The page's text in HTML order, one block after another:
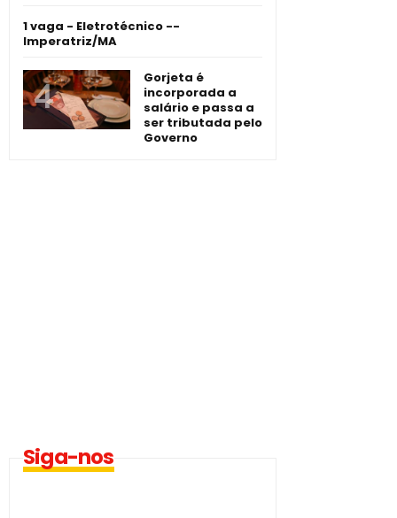
1 vaga - Eletrotécnico -­
Imperatriz/MA
Gorjeta é
incorporada a
salário e passa a
ser tributada pelo
Governo
Siga-nos